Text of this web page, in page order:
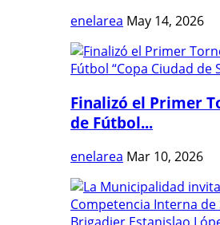
enelarea May 14, 2026
Finalizó el Primer
de Fútbol...
enelarea Mar 10, 2026